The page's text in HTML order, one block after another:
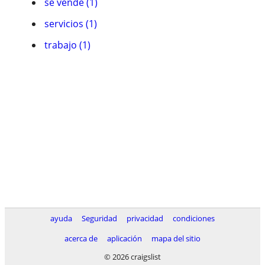
servicios (1)
trabajo (1)
ayuda Seguridad privacidad
condiciones
acerca de
aplicación
mapa del sitio
© 2026 craigslist